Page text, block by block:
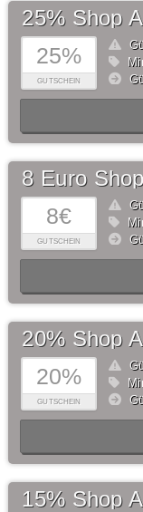
25%
GUTSCHEIN
25% Shop
8€
GUTSCHEIN
8 Euro
20%
GUTSCHEIN
20% Shop
15% Shop